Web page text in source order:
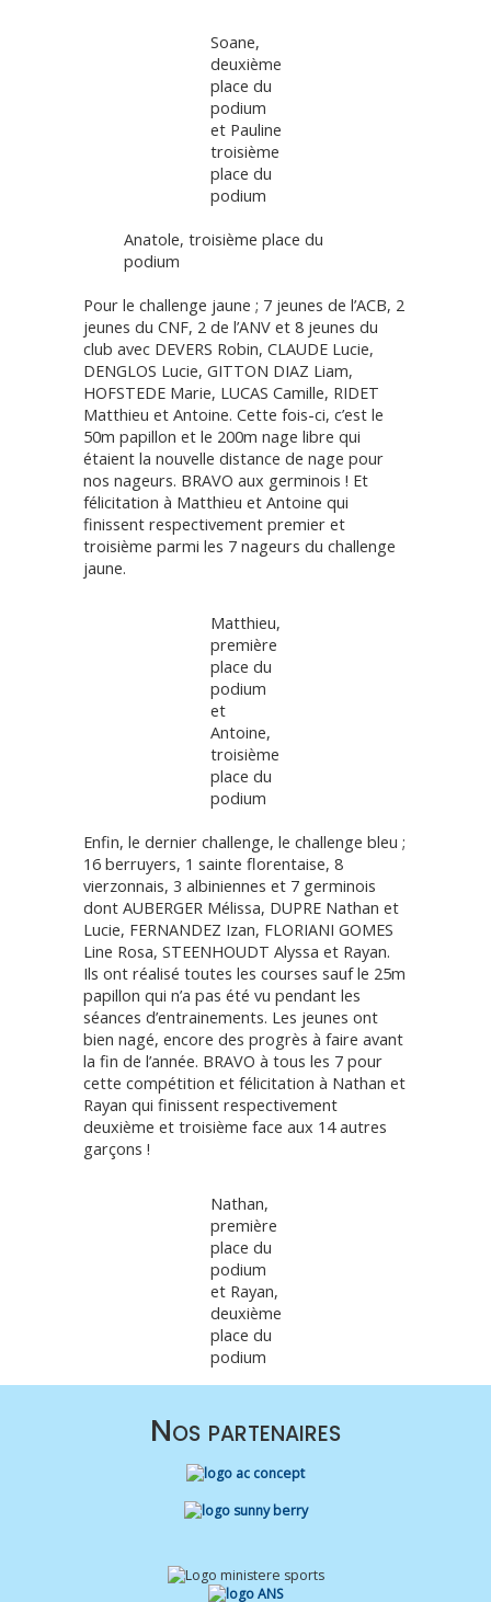
Soane,
deuxième
place du
podium
et Pauline
troisième
place du
podium
Anatole, troisième place du
podium
Pour le challenge jaune ; 7 jeunes de l’ACB, 2
jeunes du CNF, 2 de l’ANV et 8 jeunes du
club avec DEVERS Robin, CLAUDE Lucie,
DENGLOS Lucie, GITTON DIAZ Liam,
HOFSTEDE Marie, LUCAS Camille, RIDET
Matthieu et Antoine. Cette fois-ci, c’est le
50m papillon et le 200m nage libre qui
étaient la nouvelle distance de nage pour
nos nageurs. BRAVO aux germinois ! Et
félicitation à Matthieu et Antoine qui
finissent respectivement premier et
troisième parmi les 7 nageurs du challenge
jaune.
Matthieu,
première
place du
podium
et
Antoine,
troisième
place du
podium
Enfin, le dernier challenge, le challenge bleu ;
16 berruyers, 1 sainte florentaise, 8
vierzonnais, 3 albiniennes et 7 germinois
dont AUBERGER Mélissa, DUPRE Nathan et
Lucie, FERNANDEZ Izan, FLORIANI GOMES
Line Rosa, STEENHOUDT Alyssa et Rayan.
Ils ont réalisé toutes les courses sauf le 25m
papillon qui n’a pas été vu pendant les
séances d’entrainements. Les jeunes ont
bien nagé, encore des progrès à faire avant
la fin de l’année. BRAVO à tous les 7 pour
cette compétition et félicitation à Nathan et
Rayan qui finissent respectivement
deuxième et troisième face aux 14 autres
garçons !
Nathan,
première
place du
podium
et Rayan,
deuxième
place du
podium
Nos partenaires